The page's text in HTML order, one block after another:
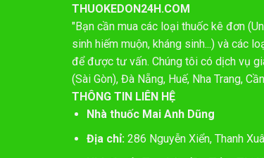
THUOKEDON24H.COM
"Bạn cần mua các loại thuốc kê đơn
sinh hiếm muộn, kháng sinh...) và các
để được tư vấn. Chúng tôi có dịch vụ
(Sài Gòn), Đà Nẵng, Huế, Nha Trang,
THÔNG TIN LIÊN HỆ
Nhà thuốc Mai Anh Dũng
Địa chỉ:286 Nguyễn Xiển, Thanh